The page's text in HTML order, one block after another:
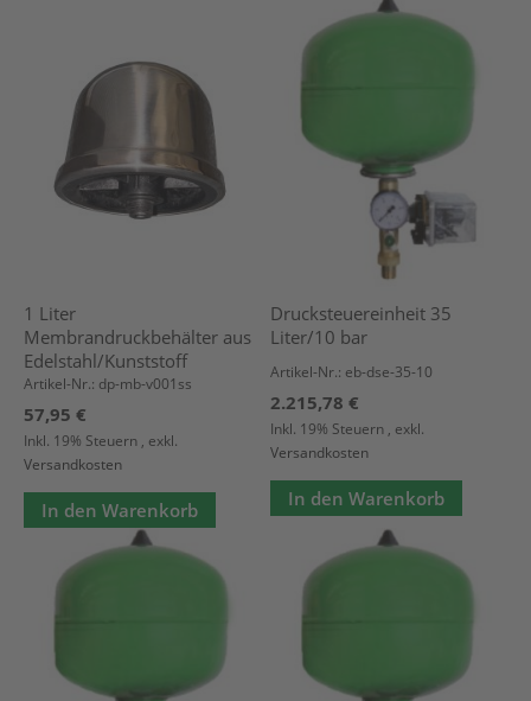
1 Liter
Membrandruckbehälter aus
Edelstahl/Kunststoff
Artikel-Nr.: dp-mb-v001ss
57,95 €
Inkl. 19% Steuern , exkl.
Versandkosten
In den Warenkorb
Drucksteuereinheit 35
Liter/10 bar
Artikel-Nr.: eb-dse-35-10
2.215,78 €
Inkl. 19% Steuern , exkl.
Versandkosten
In den Warenkorb